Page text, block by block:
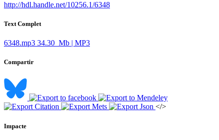
http://hdl.handle.net/10256.1/6348
Text Complet
6348.mp3 34.30 Mb | MP3
Compartir
</>
Impacte